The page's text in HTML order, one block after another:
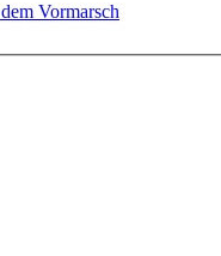
Vormarsch